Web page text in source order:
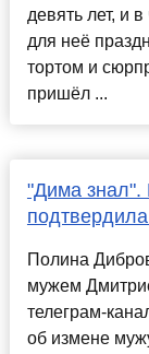
девять лет, и
для неё
тортом и
пришёл ...
"Дима
Полина
мужем
телеграм-
об измене